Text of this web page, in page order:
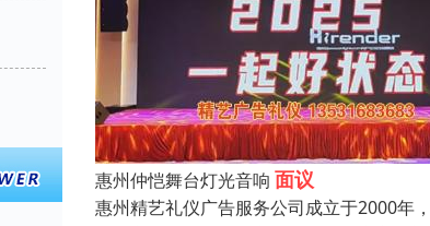
惠州仲恺舞台灯光音响 面议
惠州精艺礼仪广告服务公司成立于2000年